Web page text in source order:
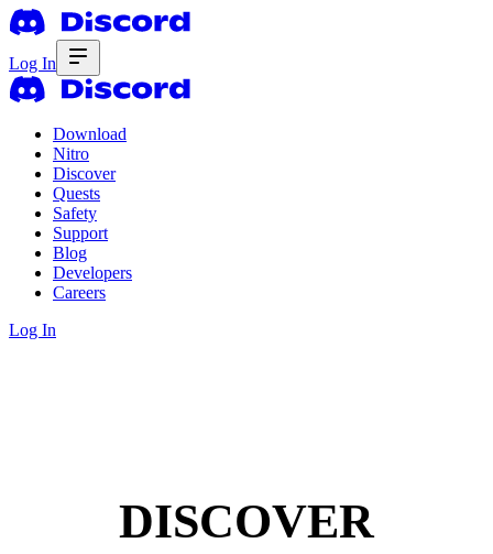
Log In
Download
Nitro
Discover
Quests
Safety
Support
Blog
Developers
Careers
Log In
DISCOVER